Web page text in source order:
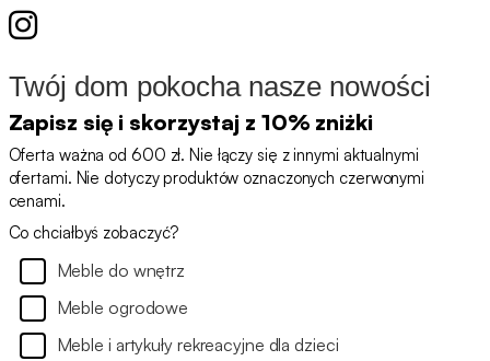
Twój dom pokocha nasze nowości
Zapisz się i skorzystaj z 10% zniżki
Oferta ważna od 600 zł. Nie łączy się z innymi aktualnymi
ofertami. Nie dotyczy produktów oznaczonych czerwonymi
cenami.
Co chciałbyś zobaczyć?
Meble do wnętrz
Meble ogrodowe
Meble i artykuły rekreacyjne dla dzieci